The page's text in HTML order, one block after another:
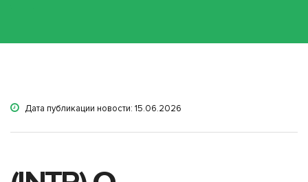
Дата публикации новости: 15.06.2026